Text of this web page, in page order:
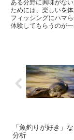
ある分野に興味がな
ためには、楽しいを
フィッシングにハマ
体験してもらうのが一
「魚釣りが好き」
分析